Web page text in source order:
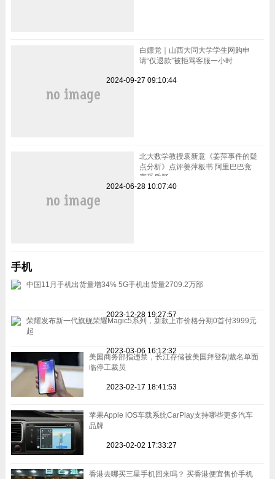
白嫖党｜山西大同大学学生网购申
请“仅退款”被拒骂客服一小时
2024-09-27 09:10:44
北大数学教授袁新意《姜萍事件的疑
点分析》点评姜萍板书 阿里巴巴竞
赛受质疑
2024-06-28 10:07:40
手机
中国11月手机出货量增34% 5G手机出货量2709.2万部
2023-12-28 19:27:57
荣耀发布新一代旗舰荣耀Magic5系列，新款上市价格分期0首付3999元
起
2023-03-06 16:12:32
美国商务部指违禁，长江存储被美国拜登制裁名单面
临停工裁员
2023-02-17 18:41:53
苹果Apple iOS车载系统CarPlay支持哪些更多汽车
品牌
2023-02-02 17:33:27
香港去哪买三星手机回来吗？ 买香港便宜售价手机